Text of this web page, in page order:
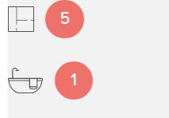
5
1